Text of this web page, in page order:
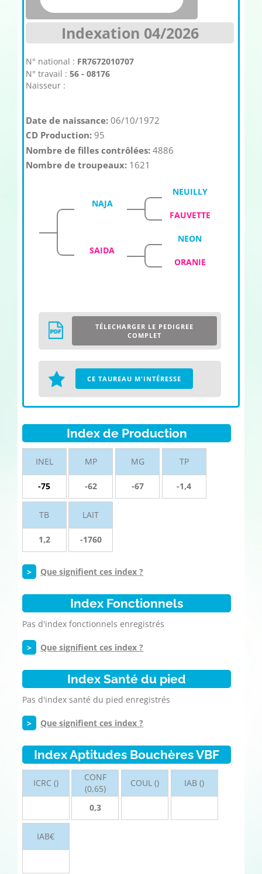
Indexation 04/2026
N° national : FR7672010707
N° travail : 56 - 08176
Naisseur :
Date de naissance:06/10/1972
CD Production:95
Nombre de filles contrôlées:4886
Nombre de troupeaux: 1621
NAJA
NEUILLY
FAUVETTE
SAIDA
NEON
ORANIE
TÉLECHARGER LE PEDIGREE
COMPLET
CE TAUREAU M'INTÉRESSE
Index de Production
INEL
-75
MP
-62
MG
-67
TP
-1,4
TB
1,2
LAIT
-1760
> Que signifient ces index ?
Index Fonctionnels
Pas d'index fonctionnels enregistrés
> Que signifient ces index ?
Index Santé du pied
Pas d'index santé du pied enregistrés
> Que signifient ces index ?
Index Aptitudes Bouchères VBF
ICRC ()
CONF
(0,65)
0,3
COUL () IAB ()
IAB€